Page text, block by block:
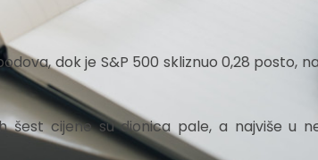
dok je S&P 500 skliznuo 0,28 posto,
šest cijene su dionica pale, a najviše u